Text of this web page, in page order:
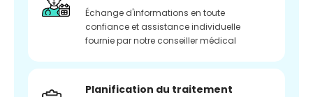
Échange d'informations en toute
confiance et assistance individuelle
fournie par notre conseiller médical
Planification du traitement